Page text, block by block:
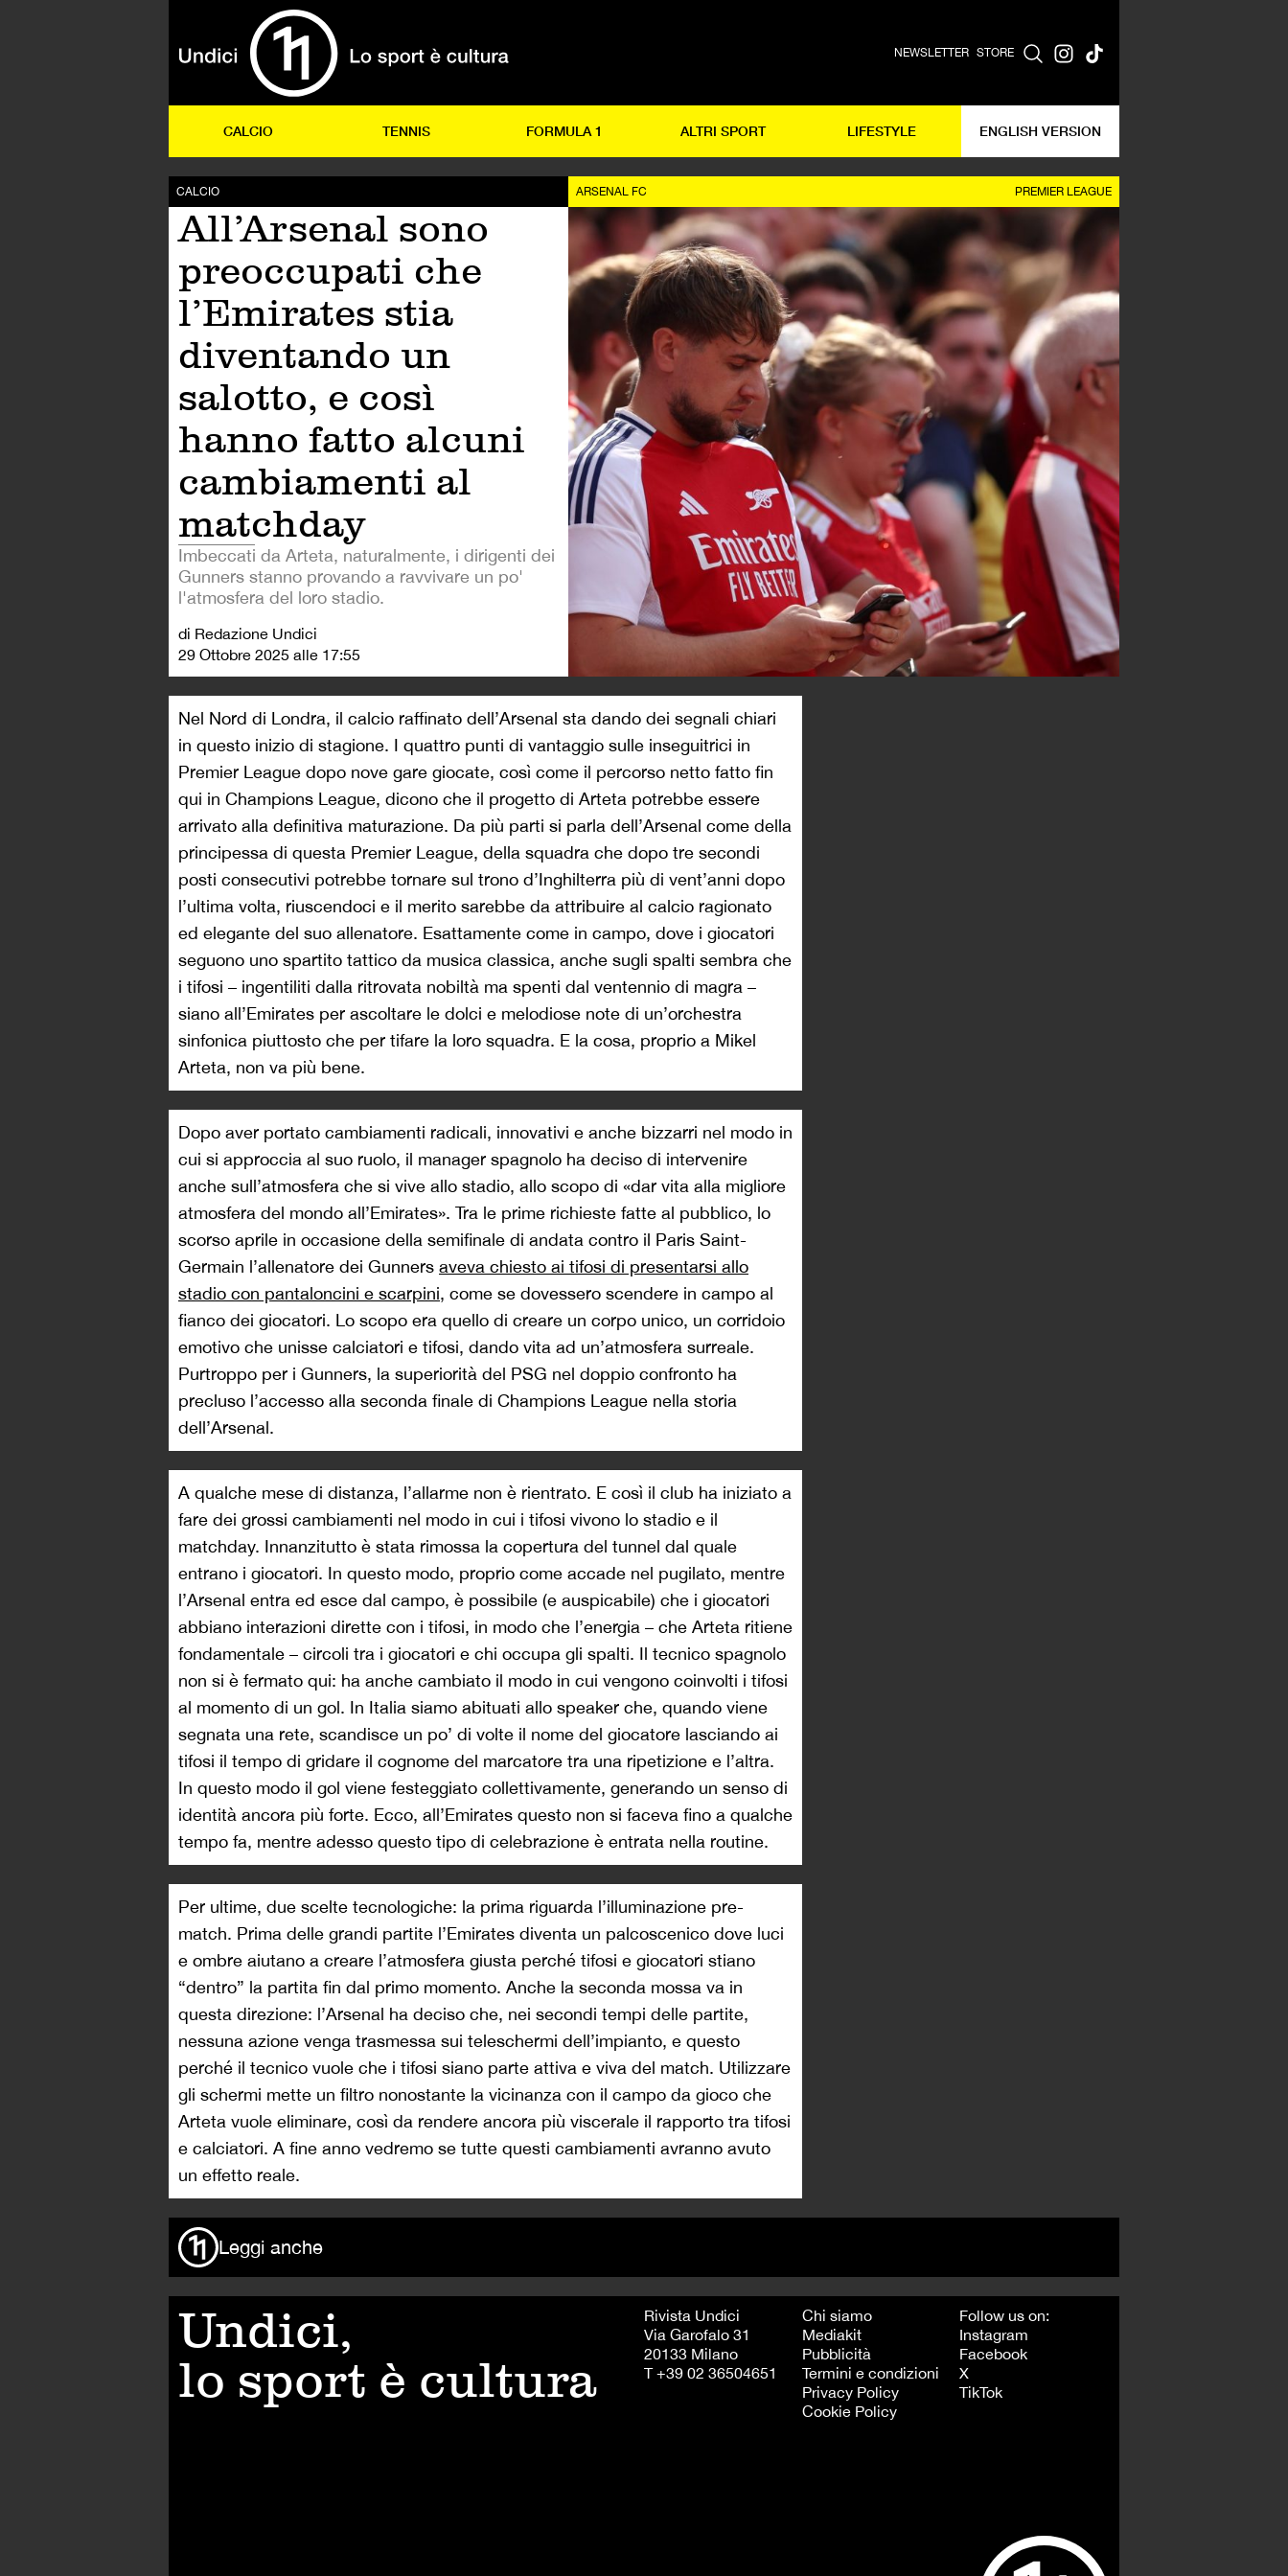
NEWSLETTER STORE
CALCIO TENNIS FORMULA 1 ALTRI SPORT LIFESTYLE ENGLISH VERSION
CALCIO
All’Arsenal sono
preoccupati che
l’Emirates stia
diventando un
salotto, e così
hanno fatto alcuni
cambiamenti al
matchday
Imbeccati da Arteta, naturalmente, i dirigenti dei
Gunners stanno provando a ravvivare un po'
l'atmosfera del loro stadio.
di Redazione Undici
29 Ottobre 2025 alle 17:55
ARSENAL FC PREMIER LEAGUE
Nel Nord di Londra, il calcio raffinato dell’Arsenal sta dando dei segnali chiari
in questo inizio di stagione. I quattro punti di vantaggio sulle inseguitrici in
Premier League dopo nove gare giocate, così come il percorso netto fatto fin
qui in Champions League, dicono che il progetto di Arteta potrebbe essere
arrivato alla definitiva maturazione. Da più parti si parla dell’Arsenal come della
principessa di questa Premier League, della squadra che dopo tre secondi
posti consecutivi potrebbe tornare sul trono d’Inghilterra più di vent’anni dopo
l’ultima volta, riuscendoci e il merito sarebbe da attribuire al calcio ragionato
ed elegante del suo allenatore. Esattamente come in campo, dove i giocatori
seguono uno spartito tattico da musica classica, anche sugli spalti sembra che
i tifosi – ingentiliti dalla ritrovata nobiltà ma spenti dal ventennio di magra –
siano all’Emirates per ascoltare le dolci e melodiose note di un’orchestra
sinfonica piuttosto che per tifare la loro squadra. E la cosa, proprio a Mikel
Arteta, non va più bene.
Dopo aver portato cambiamenti radicali, innovativi e anche bizzarri nel modo in
cui si approccia al suo ruolo, il manager spagnolo ha deciso di intervenire
anche sull’atmosfera che si vive allo stadio, allo scopo di «dar vita alla migliore
atmosfera del mondo all’Emirates». Tra le prime richieste fatte al pubblico, lo
scorso aprile in occasione della semifinale di andata contro il Paris Saint-
Germain l’allenatore dei Gunners aveva chiesto ai tifosi di presentarsi allo
stadio con pantaloncini e scarpini, come se dovessero scendere in campo al
fianco dei giocatori. Lo scopo era quello di creare un corpo unico, un corridoio
emotivo che unisse calciatori e tifosi, dando vita ad un’atmosfera surreale.
Purtroppo per i Gunners, la superiorità del PSG nel doppio confronto ha
precluso l’accesso alla seconda finale di Champions League nella storia
dell’Arsenal.
A qualche mese di distanza, l’allarme non è rientrato. E così il club ha iniziato a
fare dei grossi cambiamenti nel modo in cui i tifosi vivono lo stadio e il
matchday. Innanzitutto è stata rimossa la copertura del tunnel dal quale
entrano i giocatori. In questo modo, proprio come accade nel pugilato, mentre
l’Arsenal entra ed esce dal campo, è possibile (e auspicabile) che i giocatori
abbiano interazioni dirette con i tifosi, in modo che l’energia – che Arteta ritiene
fondamentale – circoli tra i giocatori e chi occupa gli spalti. Il tecnico spagnolo
non si è fermato qui: ha anche cambiato il modo in cui vengono coinvolti i tifosi
al momento di un gol. In Italia siamo abituati allo speaker che, quando viene
segnata una rete, scandisce un po’ di volte il nome del giocatore lasciando ai
tifosi il tempo di gridare il cognome del marcatore tra una ripetizione e l’altra.
In questo modo il gol viene festeggiato collettivamente, generando un senso di
identità ancora più forte. Ecco, all’Emirates questo non si faceva fino a qualche
tempo fa, mentre adesso questo tipo di celebrazione è entrata nella routine.
Per ultime, due scelte tecnologiche: la prima riguarda l’illuminazione pre-
match. Prima delle grandi partite l’Emirates diventa un palcoscenico dove luci
e ombre aiutano a creare l’atmosfera giusta perché tifosi e giocatori stiano
“dentro” la partita fin dal primo momento. Anche la seconda mossa va in
questa direzione: l’Arsenal ha deciso che, nei secondi tempi delle partite,
nessuna azione venga trasmessa sui teleschermi dell’impianto, e questo
perché il tecnico vuole che i tifosi siano parte attiva e viva del match. Utilizzare
gli schermi mette un filtro nonostante la vicinanza con il campo da gioco che
Arteta vuole eliminare, così da rendere ancora più viscerale il rapporto tra tifosi
e calciatori. A fine anno vedremo se tutte questi cambiamenti avranno avuto
un effetto reale.
Leggi anche
Undici,
lo sport è cultura
Rivista Undici
Via Garofalo 31
20133 Milano
T +39 02 36504651
Chi siamo
Mediakit
Pubblicità
Termini e condizioni
Privacy Policy
Cookie Policy
Follow us on:
Instagram
Facebook
X
TikTok